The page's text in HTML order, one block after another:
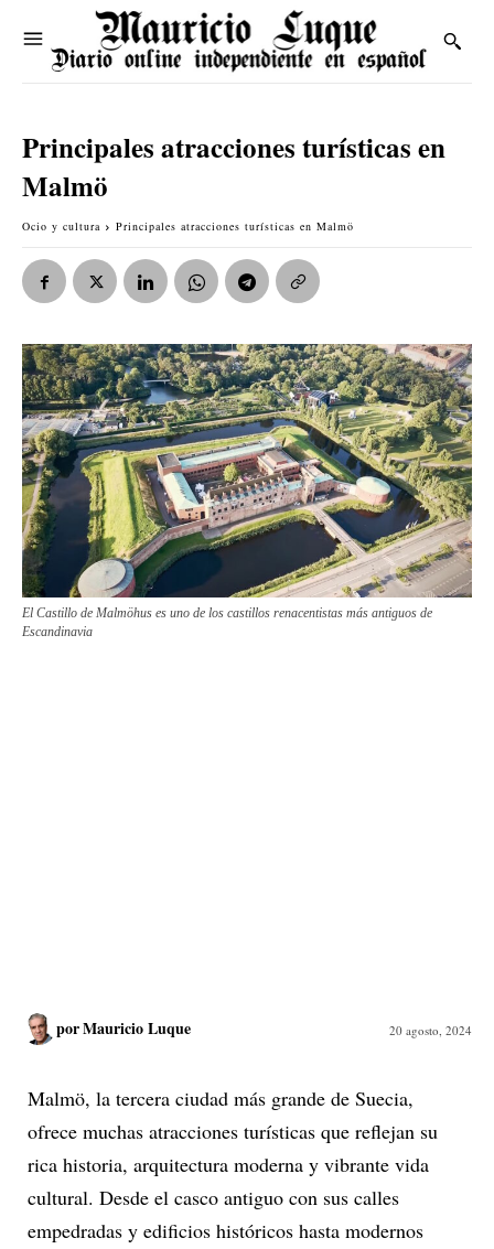
Principales atracciones turísticas en
Malmö
Ocio y cultura Principales atracciones turísticas en Malmö
El Castillo de Malmöhus es uno de los castillos renacentistas más antiguos de
Escandinavia
porMauricio Luque 20 agosto, 2024
Malmö, la tercera ciudad más grande de Suecia,
ofrece muchas atracciones turísticas que reflejan su
rica historia, arquitectura moderna y vibrante vida
cultural. Desde el casco antiguo con sus calles
empedradas y edificios históricos hasta modernos